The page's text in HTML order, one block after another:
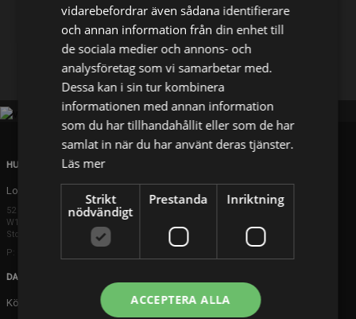
Facebook X
HUVUDKONTOR
London
52 Brook Street
W1K 5DS London
Storbritannien
P: +44 203 608 8181
DANMARK
Köpenhamn
vidarebefordrar även sådana identifierare
och annan information från din enhet till
de sociala medier och annons- och
analysföretag som vi samarbetar med.
Dessa kan i sin tur kombinera
informationen med annan information
som du har tillhandahållit eller som de har
samlat in när du har använt deras tjänster.
Läs mer
Strikt
nödvändigt
Prestanda Inriktning
ACCEPTERA ALLA